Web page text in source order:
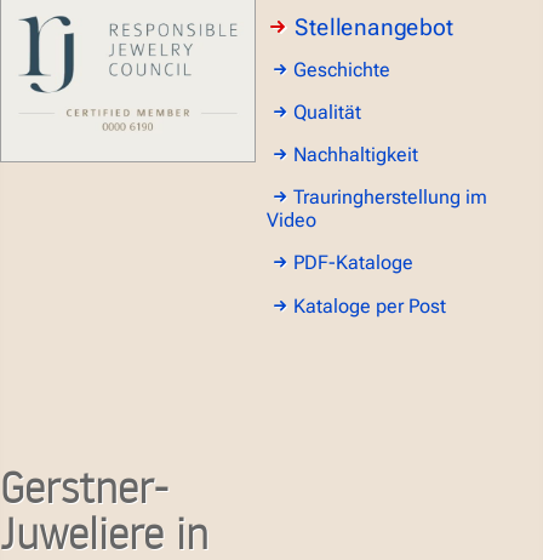
Stellenangebot
Geschichte
Qualität
Nachhaltigkeit
Trauringherstellung im
Video
PDF-Kataloge
Kataloge per Post
Gerstner-
Juweliere in